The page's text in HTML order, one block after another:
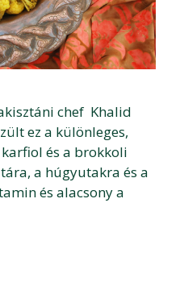
chef Khalid
ez a különleges,
és a brokkoli
a húgyutakra és a
és alacsony a